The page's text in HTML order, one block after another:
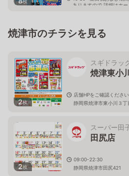
ありますので 詳細はホ
焼津市のチラシを見る
2枚
スギドラッ
焼津東小
店舗HPをご確認ください
静岡県焼津市東小川３丁
2枚
スーパー田
田尻店
09:00-22:30
静岡県焼津市田尻421